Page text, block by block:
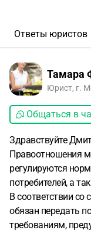
вот на третий раз
авария?
Ответы юристов
Тамара
Юрист, г.
Общаться в
Здравствуйте
Правоотношения
регулируются
потребителей, а
В соответствии со
обязан передать
требованиям,